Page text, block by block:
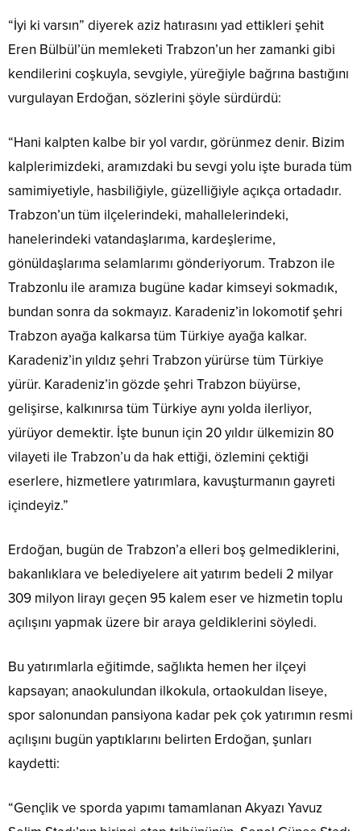
“İyi ki varsın” diyerek aziz hatırasını yad ettikleri şehit
Eren Bülbül’ün memleketi Trabzon’un her zamanki gibi
kendilerini coşkuyla, sevgiyle, yüreğiyle bağrına bastığını
vurgulayan Erdoğan, sözlerini şöyle sürdürdü:
“Hani kalpten kalbe bir yol vardır, görünmez denir. Bizim
kalplerimizdeki, aramızdaki bu sevgi yolu işte burada tüm
samimiyetiyle, hasbiliğiyle, güzelliğiyle açıkça ortadadır.
Trabzon’un tüm ilçelerindeki, mahallelerindeki,
hanelerindeki vatandaşlarıma, kardeşlerime,
gönüldaşlarıma selamlarımı gönderiyorum. Trabzon ile
Trabzonlu ile aramıza bugüne kadar kimseyi sokmadık,
bundan sonra da sokmayız. Karadeniz’in lokomotif şehri
Trabzon ayağa kalkarsa tüm Türkiye ayağa kalkar.
Karadeniz’in yıldız şehri Trabzon yürürse tüm Türkiye
yürür. Karadeniz’in gözde şehri Trabzon büyürse,
gelişirse, kalkınırsa tüm Türkiye aynı yolda ilerliyor,
yürüyor demektir. İşte bunun için 20 yıldır ülkemizin 80
vilayeti ile Trabzon’u da hak ettiği, özlemini çektiği
eserlere, hizmetlere yatırımlara, kavuşturmanın gayreti
içindeyiz.”
Erdoğan, bugün de Trabzon’a elleri boş gelmediklerini,
bakanlıklara ve belediyelere ait yatırım bedeli 2 milyar
309 milyon lirayı geçen 95 kalem eser ve hizmetin toplu
açılışını yapmak üzere bir araya geldiklerini söyledi.
Bu yatırımlarla eğitimde, sağlıkta hemen her ilçeyi
kapsayan; anaokulundan ilkokula, ortaokuldan liseye,
spor salonundan pansiyona kadar pek çok yatırımın resmi
açılışını bugün yaptıklarını belirten Erdoğan, şunları
kaydetti:
“Gençlik ve sporda yapımı tamamlanan Akyazı Yavuz